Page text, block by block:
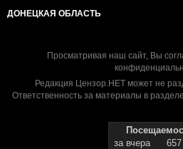
ДОНЕЦКАЯ ОБЛАСТЬ
Просматривая наш сайт, Вы
Редакция Цензор.НЕТ может не
Ответственность за материалы в
за вчера